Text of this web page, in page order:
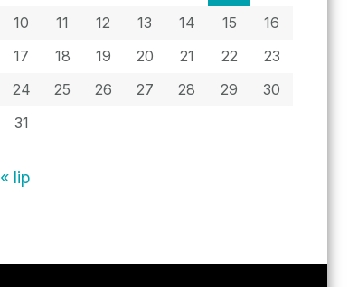
10
11 12 13 14 15
16
17
18 19 20 21 22
23
24
25 26 27 28 29
30
31
« lip